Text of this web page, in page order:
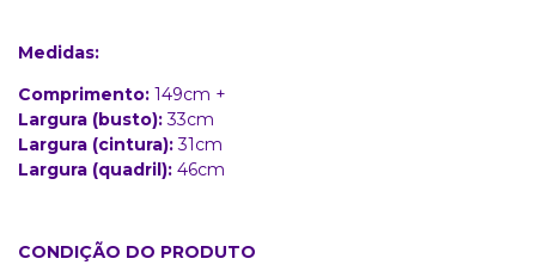
Medidas:
Comprimento: 149cm +
Largura (busto):33cm
Largura (cintura):31cm
Largura (quadril): 46cm
CONDIÇÃO DO PRODUTO